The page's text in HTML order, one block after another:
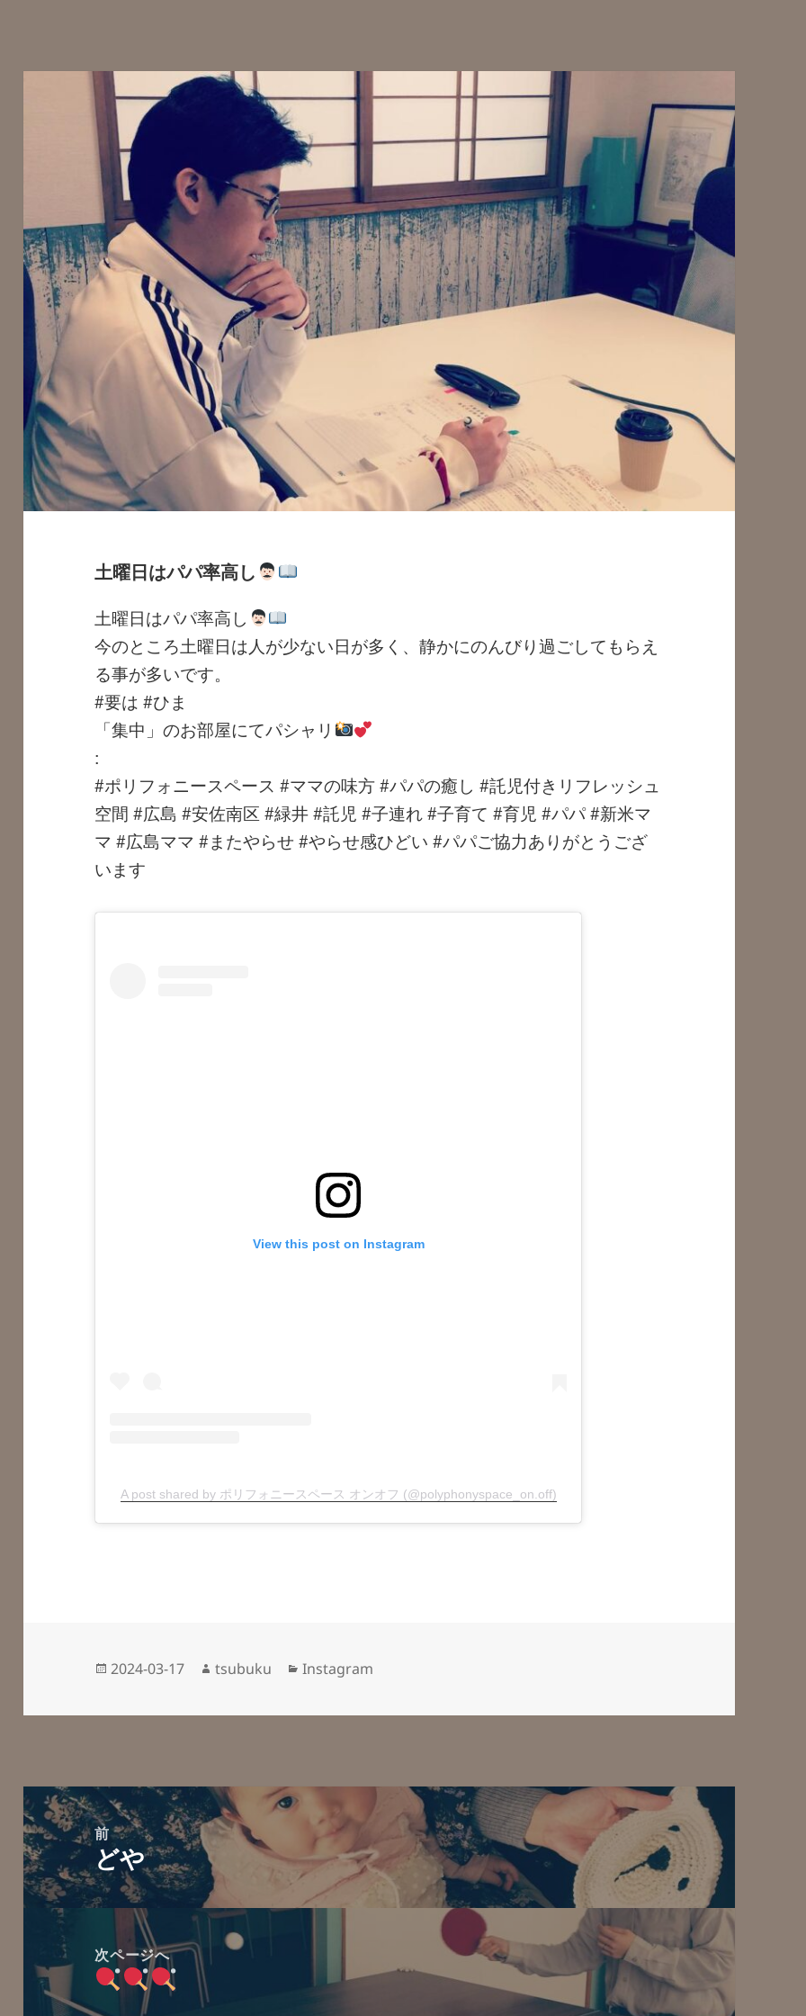
土曜日はパパ率高し
土曜日はパパ率高し
今のところ土曜日は人が少ない日が多く、静かにのんびり過ごしてもらえ
る事が多いです。
#要は #ひま
「集中」のお部屋にてパシャリ
:
#ポリフォニースペース #ママの味方 #パパの癒し #託児付きリフレッシュ
空間 #広島 #安佐南区 #緑井 #託児 #子連れ #子育て #育児 #パパ #新米マ
マ #広島ママ #またやらせ #やらせ感ひどい #パパご協力ありがとうござ
います
View this post on Instagram
A post shared by ポリフォニースペース オンオフ (@polyphonyspace_on.off)
投
日:
2024-03-17
作
者
tsubuku
カ
ゴ
Instagram
投
稿
ナ
ビ
ゲ
シ
前
前
の
投
どや
次ページへ
次
の